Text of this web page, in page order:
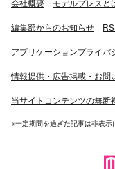
会社概要 モデルプレスと
編集部からのお知らせ
アプリケーションプライバ
情報提供・広告掲載・お問
当サイトコンテンツの無
※一定期間を過ぎた記事は非表